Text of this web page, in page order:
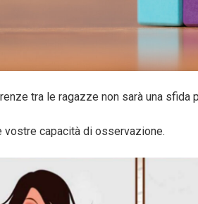
tra le ragazze non sarà una sfida
vostre capacità di osservazione.